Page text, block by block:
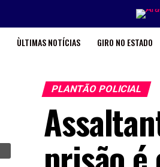
ÙLTIMAS NOTÍCIAS GIRO NO ESTADO
PLANTÃO POLICIAL